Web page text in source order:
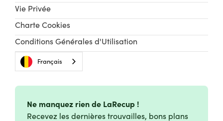
Vie Privée
Charte Cookies
Conditions Générales d'Utilisation
Français
Ne manquez rien de LaRecup !
Recevez les dernières trouvailles, bons plans